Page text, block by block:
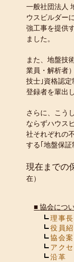
一般社団法人
ウスビルダー
強工事を提供
ました。
また、地盤技
業員・解析者
技士｣資格認
登録者を輩出
さらに、こう
ならずハウス
社それぞれの
する｢地盤保証
現在までの
在）
■協会につ
理事
役員
協会
アク
沿革